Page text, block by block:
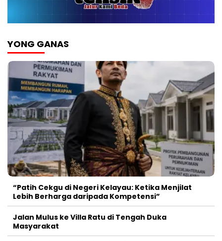
YONG GANAS
“Patih Cekgu di Negeri Kelayau: Ketika Menjilat
Lebih Berharga daripada Kompetensi”
Jalan Mulus ke Villa Ratu di Tengah Duka
Masyarakat